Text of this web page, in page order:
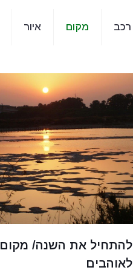
רכב מקום איור
להתחיל את השנה/ מקום
לאוהבים